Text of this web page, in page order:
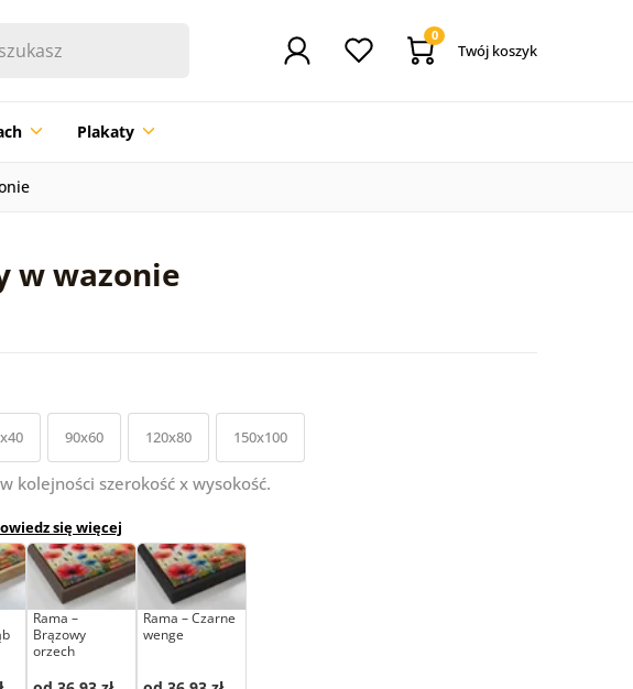
0
Twój koszyk
Plakaty
w wazonie
90x60 120x80 150x100
kolejności szerokość x wysokość.
się więcej
Rama –
Brązowy
orzech
Rama – Czarne
wenge